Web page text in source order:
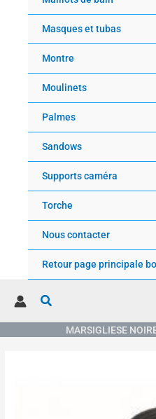
Masques et tubas
Montre
Moulinets
Palmes
Sandows
Supports caméra
Torche
Nous contacter
Retour page principale
Rechercher
MARSIGLIESE